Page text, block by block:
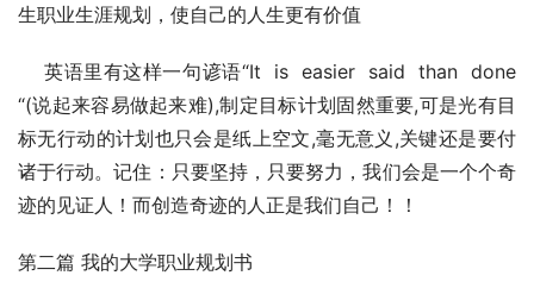
生职业生涯规划，使自己的人生更有价值
英语里有这样一句谚语“It  is  easier  said  than  done
“(说起来容易做起来难),制定目标计划固然重要,可是光有目
标无行动的计划也只会是纸上空文,毫无意义,关键还是要付
诸于行动。记住：只要坚持，只要努力，我们会是一个个奇
迹的见证人！而创造奇迹的人正是我们自己！！
第二篇 我的大学职业规划书